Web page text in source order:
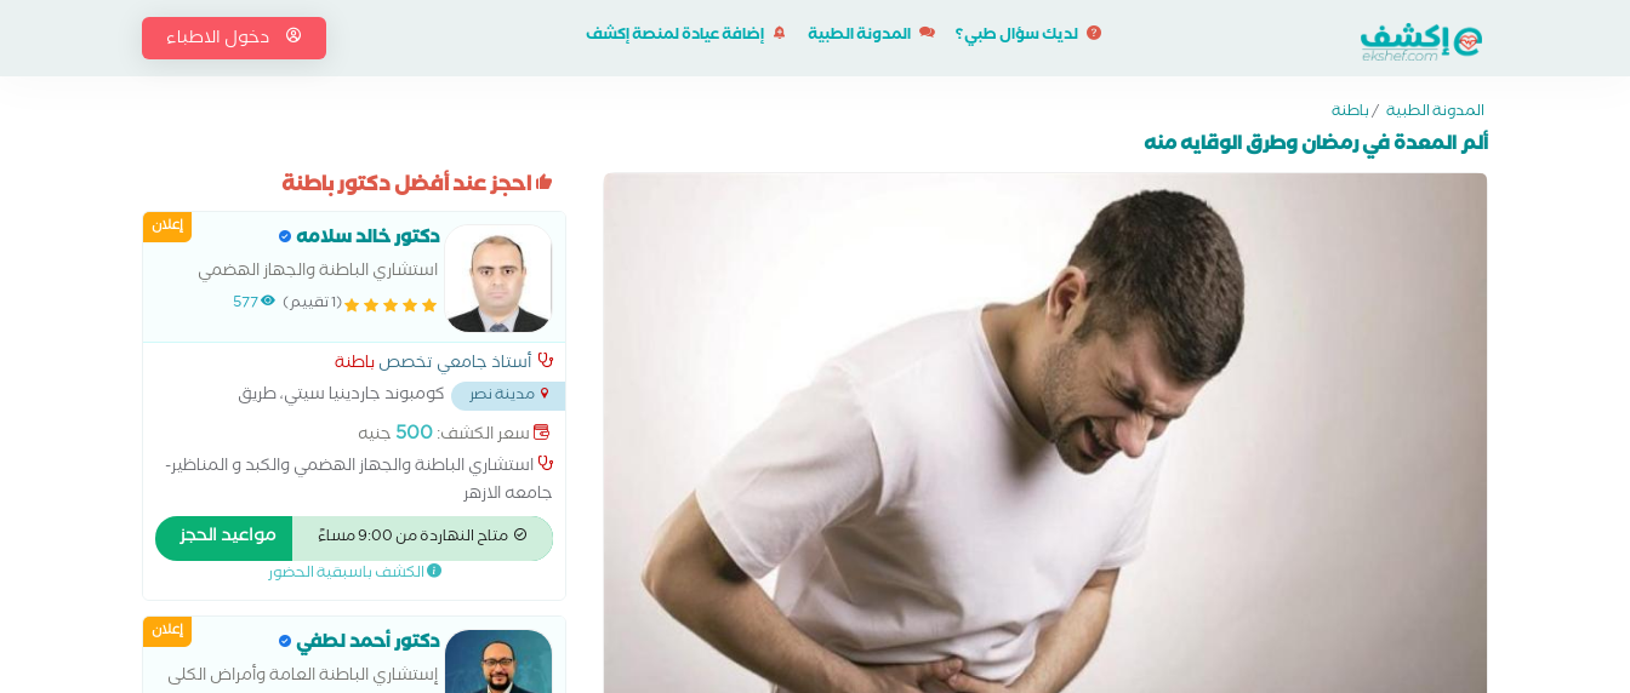
لديك سؤال طبي؟ المدونة الطبية إضافة عيادة لمنصة إكشف دخول الاطباء
المدونة الطبية /باطنة
ألم المعدة في رمضان وطرق الوقايه منه
احجز عند أفضل دكتور باطنة
إعلان دكتور خالد سلامه
استشاري الباطنة والجهاز الهضمي
والكبد و المناظير-جامعه الازهر
(1 تقييم) 577
أستاذ جامعي تخصصباطنة
مدينة نصر
كومبوند جاردينيا سيتي، طريق
السويس، مدينة نصر... سعر الكشف:500 جنيه
استشاري الباطنة والجهاز الهضمي والكبد و المناظير-
جامعه الازهر
متاح النهاردة من 9:00 مساءً مواعيد الحجز
الكشف باسبقية الحضور
إعلان دكتور أحمد لطفي
إستشاري الباطنة العامة وأمراض الكلى